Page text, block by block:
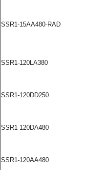
SSR1-15AA480-RAD
SSR1-120LA380
SSR1-120DD250
SSR1-120DA480
SSR1-120AA480